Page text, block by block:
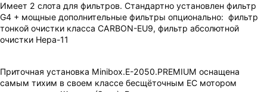
Имеет 2 слота для фильтров. Стандартно установлен фильтр
G4 + мощные дополнительные фильтры опционально: фильтр
тонкой очистки класса СARBON-EU9, фильтр абсолютной
очистки Hepa-11
Приточная установка Minibox.E-2050.PREMIUM оснащена
самым тихим в своем классе бесщёточным EC мотором